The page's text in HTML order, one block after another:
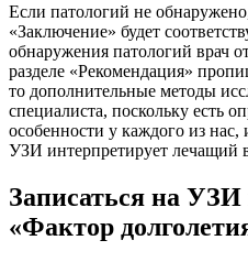
Если патологий не
«Заключение» будет
обнаружения патологий врач
разделе «Рекомендация»
то дополнительные методы
специалиста, поскольку есть
особенности у каждого из нас,
УЗИ интерпретирует лечащий
Записаться на
«Фактор